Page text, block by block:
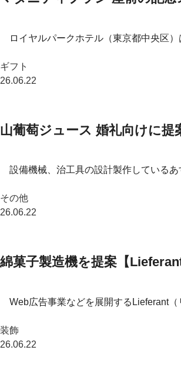
ロイヤルパークホテル（東京都中央区
ギフト
26.06.22
山葡萄ジュース 婚礼向けに提
設備機械、治工具の設計製作している
その他
26.06.22
綿菓子製造機を提案【Lieferant
Web広告事業などを展開するLieferant
装飾
26.06.22